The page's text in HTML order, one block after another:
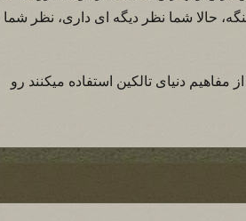
حالا شما نظر دیگه ای داری، نظر شما
دنیای تالکین استفاده میکنند رو